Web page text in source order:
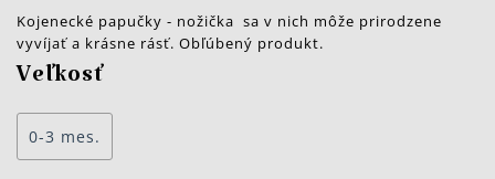
Kojenecké papučky - nožička sa v nich môže prirodzene
vyvíjať a krásne rásť. Obľúbený produkt.
Veľkosť
0-3 mes.